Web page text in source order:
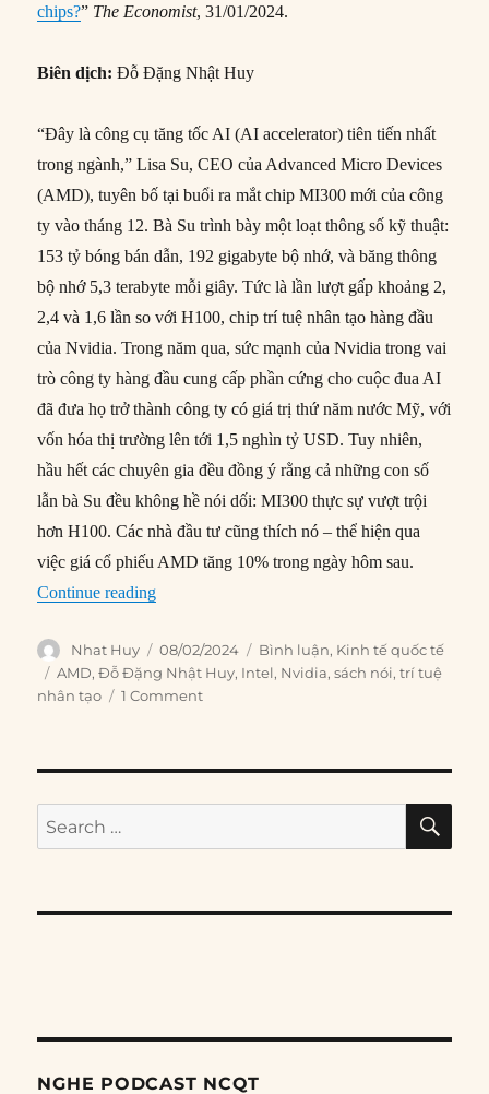
chips?” The Economist, 31/01/2024.
Biên dịch:Đỗ Đặng Nhật Huy
“Đây là công cụ tăng tốc AI (AI accelerator) tiên tiến nhất
trong ngành,” Lisa Su, CEO của Advanced Micro Devices
(AMD), tuyên bố tại buổi ra mắt chip MI300 mới của công
ty vào tháng 12. Bà Su trình bày một loạt thông số kỹ thuật:
153 tỷ bóng bán dẫn, 192 gigabyte bộ nhớ, và băng thông
bộ nhớ 5,3 terabyte mỗi giây. Tức là lần lượt gấp khoảng 2,
2,4 và 1,6 lần so với H100, chip trí tuệ nhân tạo hàng đầu
của Nvidia. Trong năm qua, sức mạnh của Nvidia trong vai
trò công ty hàng đầu cung cấp phần cứng cho cuộc đua AI
đã đưa họ trở thành công ty có giá trị thứ năm nước Mỹ, với
vốn hóa thị trường lên tới 1,5 nghìn tỷ USD. Tuy nhiên,
hầu hết các chuyên gia đều đồng ý rằng cả những con số
lẫn bà Su đều không hề nói dối: MI300 thực sự vượt trội
hơn H100. Các nhà đầu tư cũng thích nó – thể hiện qua
việc giá cổ phiếu AMD tăng 10% trong ngày hôm sau.
Continue reading“Liệu AMD có thể đuổi kịp Nvidia trong cuộc
Author
Nhat Huy
Posted
on
08/02/2024 Categories
Bình luận, Kinh tế quốc tế
Tags
AMD,Đỗ Đặng Nhật Huy, Intel, Nvidia,sách nói,trí tuệ
nhân tạo
1 Comment
Search
for:
NGHE PODCAST NCQT